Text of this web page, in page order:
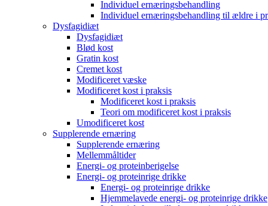
Individuel ernæringsbehandling
Individuel ernæringsbehandling til ældre i
Dysfagidiæt
Dysfagidiæt
Blød kost
Gratin kost
Cremet kost
Modificeret væske
Modificeret kost i praksis
Modificeret kost i praksis
Teori om modificeret kost i praksis
Umodificeret kost
Supplerende ernæring
Supplerende ernæring
Mellemmåltider
Energi- og proteinberigelse
Energi- og proteinrige drikke
Energi- og proteinrige drikke
Hjemmelavede energi- og proteinrige drikke